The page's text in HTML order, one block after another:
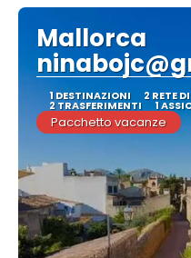
Mallorca
1 DESTINAZIONI 2 RETE
2 TRASFERIMENTI 1
Pacchetto vacanze